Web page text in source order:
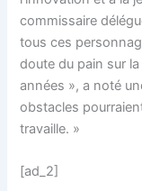
commissaire
tous ces
doute du pain sur
années », a noté
obstacles
travaille. »
[ad_2]